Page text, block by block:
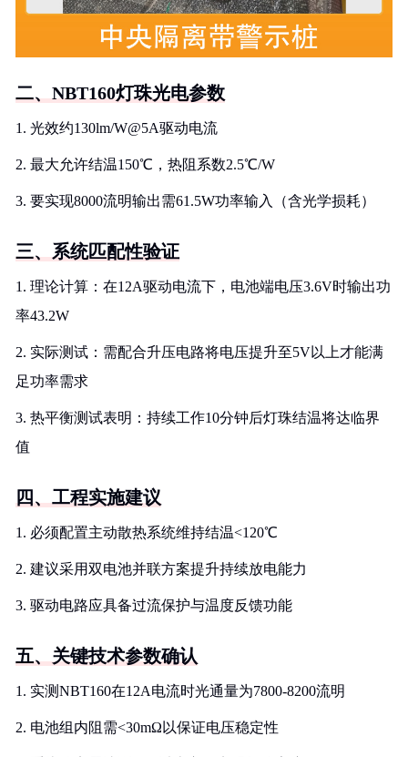
二、NBT160灯珠光电参数
1. 光效约130lm/W@5A驱动电流
2. 最大允许结温150℃，热阻系数2.5℃/W
3. 要实现8000流明输出需61.5W功率输入（含光学损耗）
三、系统匹配性验证
1. 理论计算：在12A驱动电流下，电池端电压3.6V时输出功
率43.2W
2. 实际测试：需配合升压电路将电压提升至5V以上才能满
足功率需求
3. 热平衡测试表明：持续工作10分钟后灯珠结温将达临界
值
四、工程实施建议
1. 必须配置主动散热系统维持结温<120℃
2. 建议采用双电池并联方案提升持续放电能力
3. 驱动电路应具备过流保护与温度反馈功能
五、关键技术参数确认
1. 实测NBT160在12A电流时光通量为7800-8200流明
2. 电池组内阻需<30mΩ以保证电压稳定性